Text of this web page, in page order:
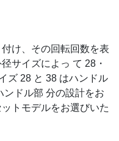
け、その回転回数を表
サイズによっ て 28・
ズ 28 と 38 はハンドル
ンドル部 分の設計をお
トモデルをお選びいた